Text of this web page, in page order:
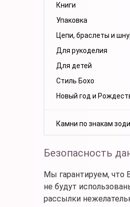
Книги
Упаковка
Цепи, браслеты и
Для рукоделия
Для детей
Стиль Бохо
Новый год и
Камни по знакам
Безопасность
Мы гарантируем, что
не будут
рассылки